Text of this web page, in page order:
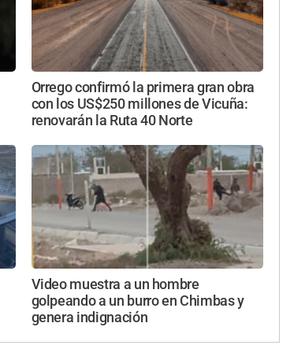
Orrego confirmó la primera gran obra
con los US$250 millones de Vicuña:
renovarán la Ruta 40 Norte
Video muestra a un hombre
golpeando a un burro en Chimbas y
genera indignación